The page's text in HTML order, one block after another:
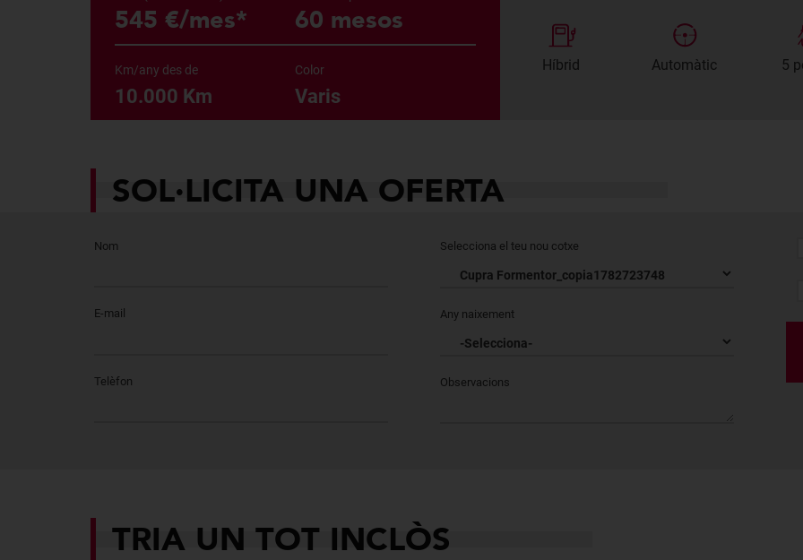
545 €/mes* 60 mesos
Km/any des de
10.000 Km
Color
Varis
Híbrid Automàtic 5
SOL·LICITA UNA OFERTA
Nom
E-mail
Telèfon
Selecciona el teu nou cotxe
Any naixement
Observacions
TRIA UN TOT INCLÒS